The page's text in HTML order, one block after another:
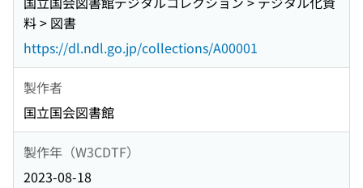
料 > 図書
https://dl.ndl.go.jp/collections/A00001
製作者
国立国会図書館
製作年（W3CDTF）
2023-08-18